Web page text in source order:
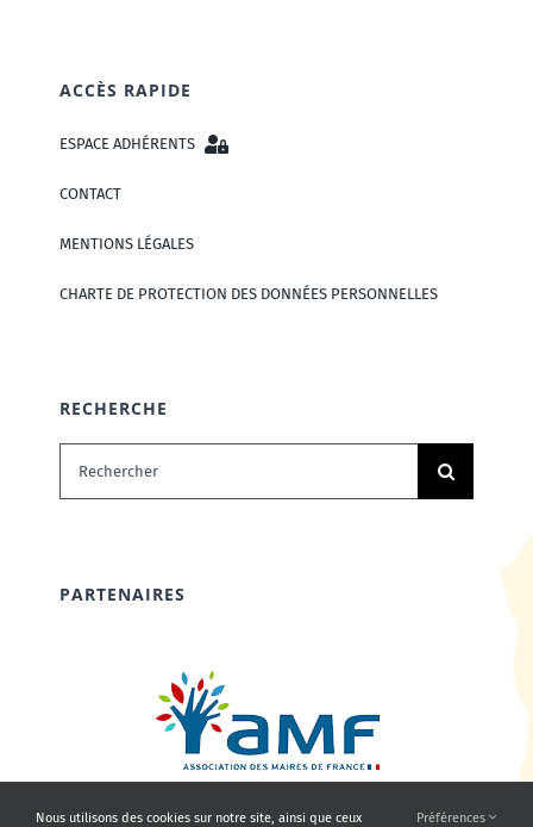
ACCÈS RAPIDE
ESPACE ADHÉRENTS
CONTACT
MENTIONS LÉGALES
CHARTE DE PROTECTION DES DONNÉES PERSONNELLES
RECHERCHE
Rechercher:
PARTENAIRES
Nous utilisons des cookies sur notre site, ainsi que ceux Préférences